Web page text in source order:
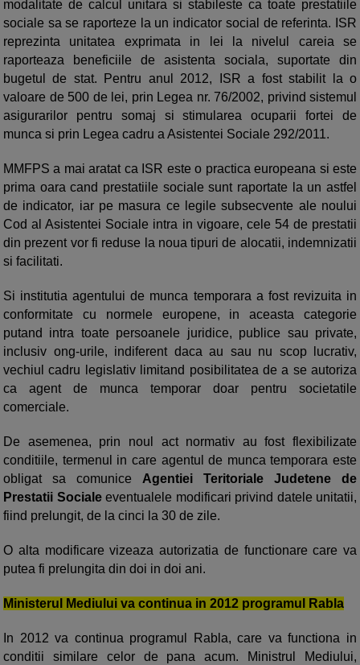
modalitate de calcul unitara si stabileste ca toate prestatiile
sociale sa se raporteze la un indicator social de referinta. ISR
reprezinta unitatea exprimata in lei la nivelul careia se
raporteaza beneficiile de asistenta sociala, suportate din
bugetul de stat. Pentru anul 2012, ISR a fost stabilit la o
valoare de 500 de lei, prin Legea nr. 76/2002, privind sistemul
asigurarilor pentru somaj si stimularea ocuparii fortei de
munca si prin Legea cadru a Asistentei Sociale 292/2011.
MMFPS a mai aratat ca ISR este o practica europeana si este
prima oara cand prestatiile sociale sunt raportate la un astfel
de indicator, iar pe masura ce legile subsecvente ale noului
Cod al Asistentei Sociale intra in vigoare, cele 54 de prestatii
din prezent vor fi reduse la noua tipuri de alocatii, indemnizatii
si facilitati.
Si institutia agentului de munca temporara a fost revizuita in
conformitate cu normele europene, in aceasta categorie
putand intra toate persoanele juridice, publice sau private,
inclusiv ong-urile, indiferent daca au sau nu scop lucrativ,
vechiul cadru legislativ limitand posibilitatea de a se autoriza
ca agent de munca temporar doar pentru societatile
comerciale.
De asemenea, prin noul act normativ au fost flexibilizate
conditiile, termenul in care agentul de munca temporara este
obligat sa comunice Agentiei Teritoriale Judetene de
Prestatii Socialeeventualele modificari privind datele unitatii,
fiind prelungit, de la cinci la 30 de zile.
O alta modificare vizeaza autorizatia de functionare care va
putea fi prelungita din doi in doi ani.
Ministerul Mediului va continua in 2012 programul Rabla
In 2012 va continua programul Rabla, care va functiona in
conditii similare celor de pana acum. Ministrul Mediului,